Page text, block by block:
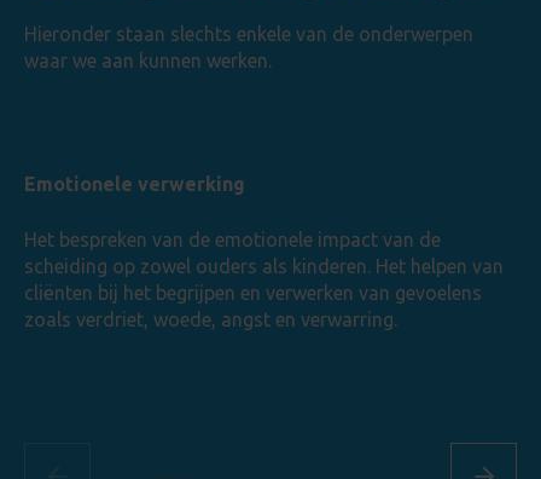
Hieronder staan slechts enkele van de onderwerpen
waar we aan kunnen werken.
Emotionele verwerking
Het bespreken van de emotionele impact van de
scheiding op zowel ouders als kinderen. Het helpen van
cliënten bij het begrijpen en verwerken van gevoelens
zoals verdriet, woede, angst en verwarring.